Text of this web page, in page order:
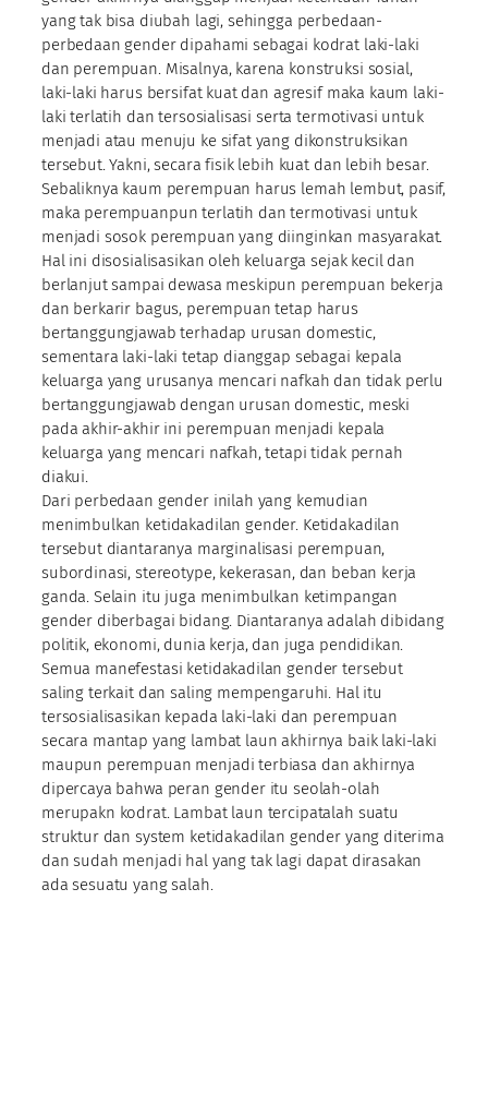
yang tak bisa diubah lagi, sehingga perbedaan-
perbedaan gender dipahami sebagai kodrat laki-laki
dan perempuan. Misalnya, karena konstruksi sosial,
laki-laki harus bersifat kuat dan agresif maka kaum laki-
laki terlatih dan tersosialisasi serta termotivasi untuk
menjadi atau menuju ke sifat yang dikonstruksikan
tersebut. Yakni, secara fisik lebih kuat dan lebih besar.
Sebaliknya kaum perempuan harus lemah lembut, pasif,
maka perempuanpun terlatih dan termotivasi untuk
menjadi sosok perempuan yang diinginkan masyarakat.
Hal ini disosialisasikan oleh keluarga sejak kecil dan
berlanjut sampai dewasa meskipun perempuan bekerja
dan berkarir bagus, perempuan tetap harus
bertanggungjawab terhadap urusan domestic,
sementara laki-laki tetap dianggap sebagai kepala
keluarga yang urusanya mencari nafkah dan tidak perlu
bertanggungjawab dengan urusan domestic, meski
pada akhir-akhir ini perempuan menjadi kepala
keluarga yang mencari nafkah, tetapi tidak pernah
diakui.
Dari perbedaan gender inilah yang kemudian
menimbulkan ketidakadilan gender. Ketidakadilan
tersebut diantaranya marginalisasi perempuan,
subordinasi, stereotype, kekerasan, dan beban kerja
ganda. Selain itu juga menimbulkan ketimpangan
gender diberbagai bidang. Diantaranya adalah dibidang
politik, ekonomi, dunia kerja, dan juga pendidikan.
Semua manefestasi ketidakadilan gender tersebut
saling terkait dan saling mempengaruhi. Hal itu
tersosialisasikan kepada laki-laki dan perempuan
secara mantap yang lambat laun akhirnya baik laki-laki
maupun perempuan menjadi terbiasa dan akhirnya
dipercaya bahwa peran gender itu seolah-olah
merupakn kodrat. Lambat laun tercipatalah suatu
struktur dan system ketidakadilan gender yang diterima
dan sudah menjadi hal yang tak lagi dapat dirasakan
ada sesuatu yang salah.